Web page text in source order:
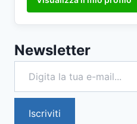
Newsletter
Digita la tua e-mail...
Iscriviti